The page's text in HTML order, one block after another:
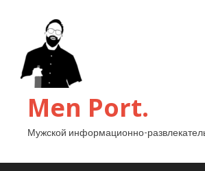
Men Port.
Мужской информационно-